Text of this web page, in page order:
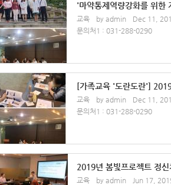
'마약통제역량강화를 위한
교육 by admin Dec 11,
문의처1 : 031-288-0290
[가족교육 '도란도란']
교육 by admin Dec 11,
문의처1 : 031-288-0290
2019년 봄빛프로젝트 정
교육 by admin Jun 17,